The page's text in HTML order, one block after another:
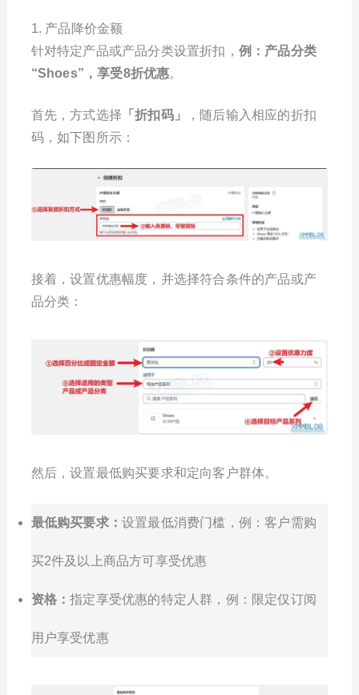
1. 产品降价金额
针对特定产品或产品分类设置折扣， 例：产品分类
“Shoes”，享受8折优惠。
首先，方式选择 「折扣码」
，随后输入相应的折扣
码，如下图所示：
接着，设置优惠幅度，并选择符合条件的产品或产
品分类：
然后，设置最低购买要求和定向客户群体。
最低购买要求：设置最低消费门槛，例：客户需购
买2件及以上商品方可享受优惠
资格：指定享受优惠的特定人群，例：限定仅订阅
用户享受优惠